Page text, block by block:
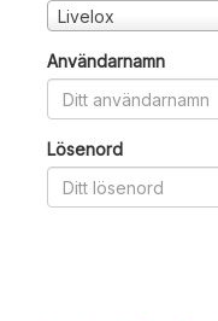
Livelox
Användarnamn
Lösenord